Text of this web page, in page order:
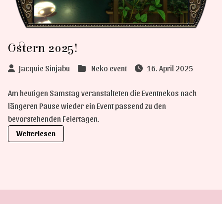
Ostern 2025!
Jacquie Sinjabu Neko event 16. April 2025
Am heutigen Samstag veranstalteten die Eventnekos nach
längeren Pause wieder ein Event passend zu den
bevorstehenden Feiertagen.
Weiterlesen